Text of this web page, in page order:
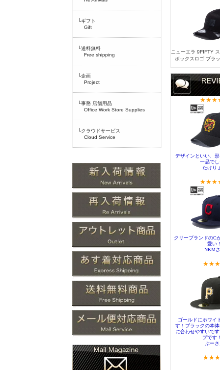
└ギフト
Gift
└送料無料
Free shipping
└企画
Project
└事務 店舗用品
Office Work Store Supplies
└クラウドサービス
Cloud Service
ニューエラ 9FIFTY
ボックスロゴ ブラ